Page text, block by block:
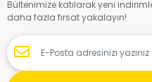
Bültenimize katılarak yeni
daha fazla fırsat yakalayın!